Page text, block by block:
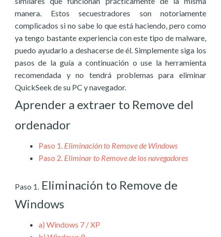
manera. Estos secuestradores son notoriamente
complicados si no sabe lo que está haciendo, pero como
ya tengo bastante experiencia con este tipo de malware,
puedo ayudarlo a deshacerse de él. Simplemente siga los
pasos de la guía a continuación o use la herramienta
recomendada y no tendrá problemas para eliminar
QuickSeek de su PC y navegador.
Aprender a extraer to Remove del
ordenador
Paso 1. Eliminación to Remove de Windows
Paso 2. Eliminar to Remove de los navegadores
Paso 1. Eliminación to Remove de
Windows
a) Windows 7 / XP